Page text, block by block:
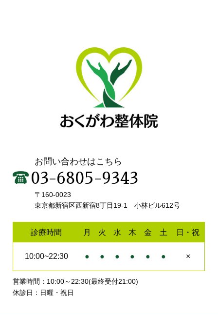
お問い合わせはこちら
03-6805-9343
〒160-0023
東京都新宿区西新宿8丁目19-1 小林ビル612号
診療時間 月 火 水 木 金 土 日・祝
10:00~22:30 ● ● ● ● ● ● ×
営業時間：10:00～22:30(最終受付21:00)
休診日：日曜・祝日